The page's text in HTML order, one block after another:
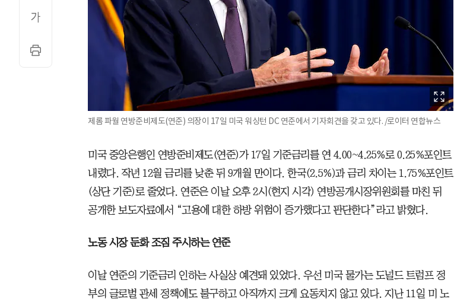
제롬 파월 연방준비제도(연준) 의장이 17일 미국 워싱턴 DC 연준에서 기자회견을 갖고 있다. /로이터 연합뉴스
미국 중앙은행인 연방준비제도(연준)가 17일 기준금리를 연 4.00~4.25%로 0.25%포인트
내렸다. 작년 12월 금리를 낮춘 뒤 9개월 만이다. 한국(2.5%)과 금리 차이는 1.75%포인트
(상단 기준)로 줄었다. 연준은 이날 오후 2시(현지 시각) 연방공개시장위원회를 마친 뒤
공개한 보도자료에서 “고용에 대한 하방 위험이 증가했다고 판단한다”라고 밝혔다.
노동 시장 둔화 조짐 주시하는 연준
이날 연준의 기준금리 인하는 사실상 예견돼 있었다. 우선 미국 물가는 도널드 트럼프 정
부의 글로벌 관세 정책에도 불구하고 아직까지 크게 요동치지 않고 있다. 지난 11일 미 노